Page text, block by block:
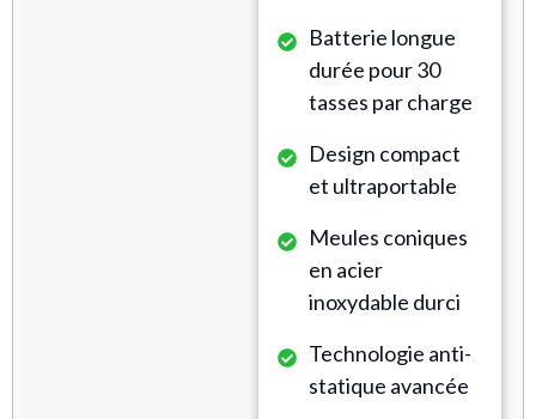
Batterie longue
durée pour 30
tasses par charge
Design compact
et ultraportable
Meules coniques
en acier
inoxydable durci
Technologie anti-
statique avancée